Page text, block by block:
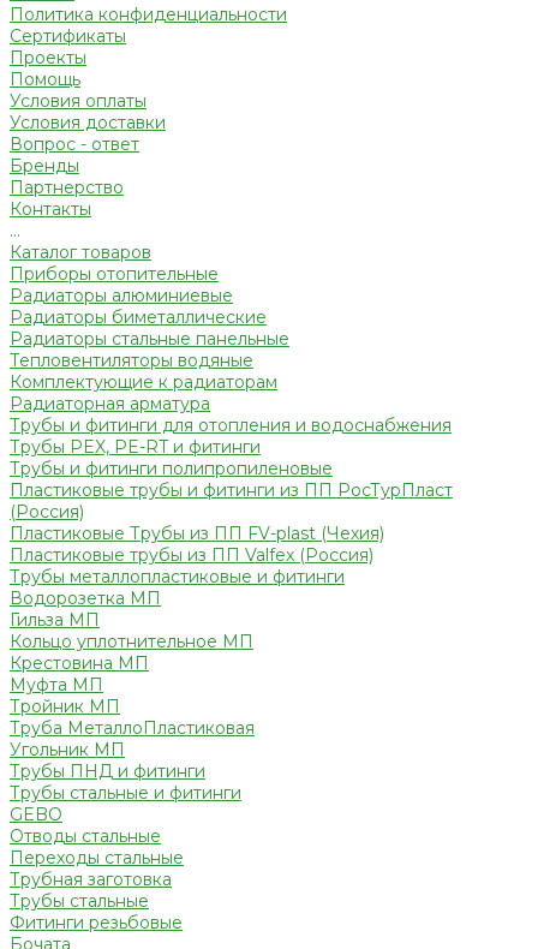
Политика конфиденциальности
Сертификаты
Проекты
Помощь
Условия оплаты
Условия доставки
Вопрос - ответ
Бренды
Партнерство
Контакты
...
Каталог товаров
Приборы отопительные
Радиаторы алюминиевые
Радиаторы биметаллические
Радиаторы стальные панельные
Тепловентиляторы водяные
Комплектующие к радиаторам
Радиаторная арматура
Трубы и фитинги для отопления и водоснабжения
Трубы PEX, PE-RT и фитинги
Трубы и фитинги полипропиленовые
Пластиковые трубы и фитинги из ПП РосТурПласт
(Россия)
Пластиковые Трубы из ПП FV-plast (Чехия)
Пластиковые трубы из ПП Valfex (Россия)
Трубы металлопластиковые и фитинги
Водорозетка МП
Гильза МП
Кольцо уплотнительное МП
Крестовина МП
Муфта МП
Тройник МП
Труба МеталлоПластиковая
Угольник МП
Трубы ПНД и фитинги
Трубы стальные и фитинги
GEBO
Отводы стальные
Переходы стальные
Трубная заготовка
Трубы стальные
Фитинги резьбовые
Бочата